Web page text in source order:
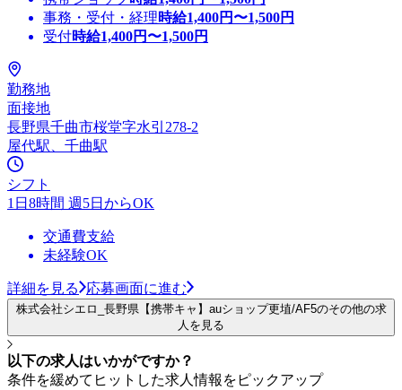
事務・受付・経理時給1,400円〜1,500円
受付時給1,400円〜1,500円
勤務地
面接地
長野県千曲市桜堂字水引278-2
屋代駅、千曲駅
シフト
1日8時間 週5日からOK
交通費支給
未経験OK
詳細を見る 応募画面に進む
株式会社シエロ_長野県【携帯キャ】auショップ更埴/AF5のその他の求
人を見る
以下の求人はいかがですか？
条件を緩めてヒットした求人情報をピックアップ